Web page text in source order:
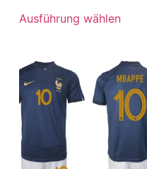
Ausführung wählen